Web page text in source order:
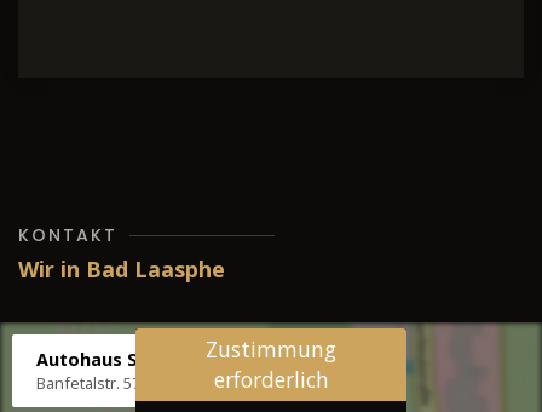
KONTAKT
Wir in Bad Laasphe
Autohaus Stenger
Banfetalstr. 57, 57334 Bad Laasphe
Zustimmung
erforderlich